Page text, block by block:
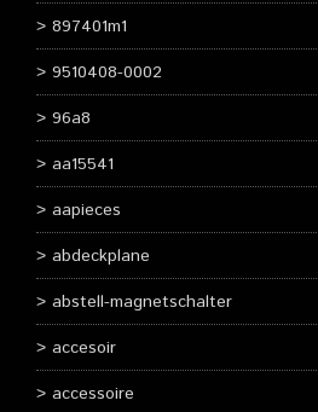
897401m1
9510408-0002
96a8
aa15541
aapieces
abdeckplane
abstell-magnetschalter
accesoir
accessoire